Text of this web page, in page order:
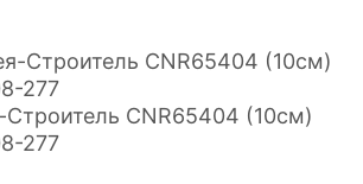
CNR65404 (10см)
277